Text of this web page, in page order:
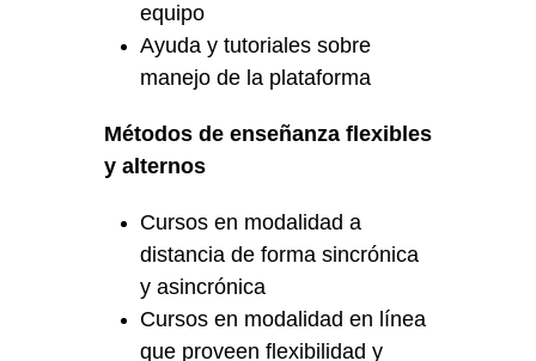
equipo
Ayuda y tutoriales sobre
manejo de la plataforma
Métodos de enseñanza flexibles
y alternos
Cursos en modalidad a
distancia de forma sincrónica
y asincrónica
Cursos en modalidad en línea
que proveen flexibilidad y